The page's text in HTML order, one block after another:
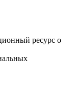
ресурс о